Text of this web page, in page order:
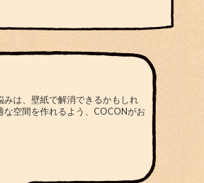
みは、壁紙で解消できるかもしれ
な空間を作れるよう、COCONがお